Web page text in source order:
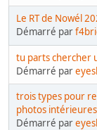
Le RT de Nowél
Démarré par
tu parts chercher
Démarré par
trois types pour
photos intérieures
Démarré par